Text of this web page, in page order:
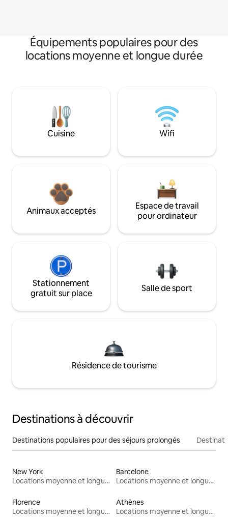
Équipements populaires pour des
locations moyenne et longue durée
Cuisine Wifi
Animaux acceptés
Espace de travail
pour ordinateur
Stationnement
gratuit sur place
Salle de sport
Résidence de tourisme
Destinations à découvrir
Destinations populaires pour des séjours prolongés
New York
Locations moyenne et longue durée
Barcelone
Locations moyenne et longue durée
Florence
Locations moyenne et longue durée
Athènes
Locations moyenne et longue durée